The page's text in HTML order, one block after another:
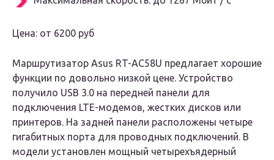
Цена: от 6200 руб
Маршрутизатор Asus RT-AC58U предлагает хорошие
функции по довольно низкой цене. Устройство
получило USB 3.0 на передней панели для
подключения LTE-модемов, жестких дисков или
принтеров. На задней панели расположены четыре
гигабитных порта для проводных подключений. В
модели установлен мощный четырехъядерный